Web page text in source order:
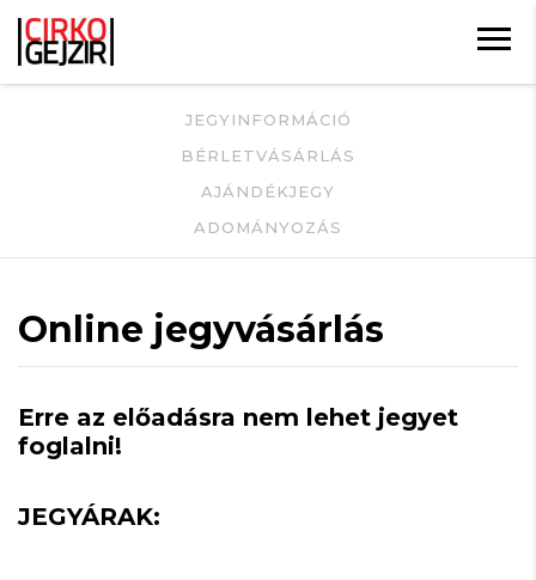
JEGYINFORMÁCIÓ
BÉRLETVÁSÁRLÁS
AJÁNDÉKJEGY
ADOMÁNYOZÁS
Online jegyvásárlás
Erre az előadásra nem lehet jegyet
foglalni!
JEGYÁRAK: